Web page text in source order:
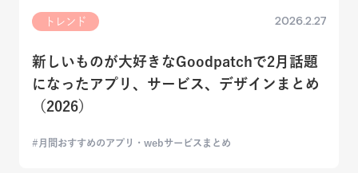
トレンド 2026.2.27
新しいものが大好きなGoodpatchで2月話題
になったアプリ、サービス、デザインまとめ
（2026）
月間おすすめのアプリ・webサービスまとめ